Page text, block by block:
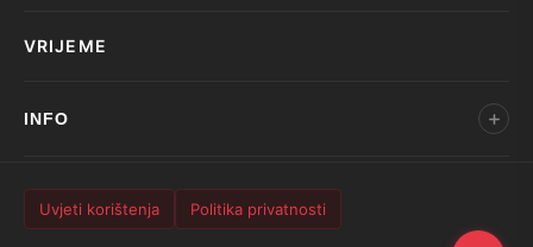
VRIJEME
INFO
Uvjeti korištenja Politika privatnosti